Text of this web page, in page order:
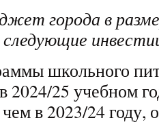
города в
школьного
2024/25 учебном
в 2023/24 году,